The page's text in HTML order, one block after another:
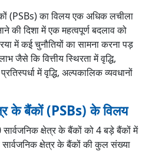
(PSBs) का विलय एक अधिक लचीला
की दिशा में एक महत्वपूर्ण बदलाव को
में कई चुनौतियों का सामना करना पड़
जैसे कि वित्तीय स्थिरता में वृद्धि,
में वृद्धि, अल्पकालिक व्यवधानों
के बैंकों (PSBs) के विलय
सार्वजनिक क्षेत्र के बैंकों को 4 बड़े बैंकों में
क्षेत्र के बैंकों की कुल संख्या